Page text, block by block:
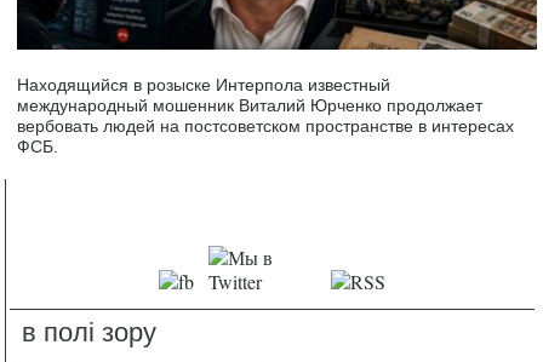
Находящийся в розыске Интерпола известный
международный мошенник Виталий Юрченко продолжает
вербовать людей на постсоветском пространстве в интересах
ФСБ.
в полі зору